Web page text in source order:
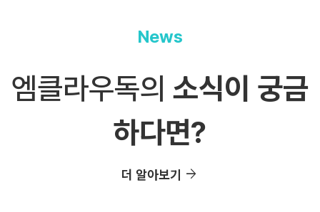
News
엠클라우독의 소식이 궁금
하다면?
더 알아보기 arrow_forward